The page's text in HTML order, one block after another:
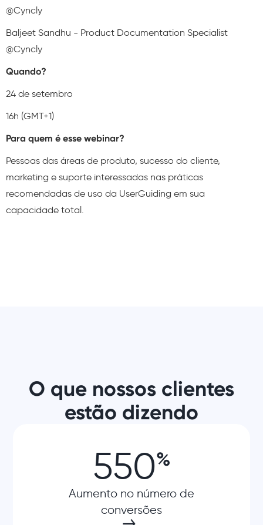
@Cyncly
Baljeet Sandhu - Product Documentation Specialist
@Cyncly
Quando?
24 de setembro
16h (GMT+1)
Para quem é esse webinar?
Pessoas das áreas de produto, sucesso do cliente,
marketing e suporte interessadas nas práticas
recomendadas de uso da UserGuiding em sua
capacidade total.
O que nossos clientes
estão dizendo
550%
Aumento no número de
conversões